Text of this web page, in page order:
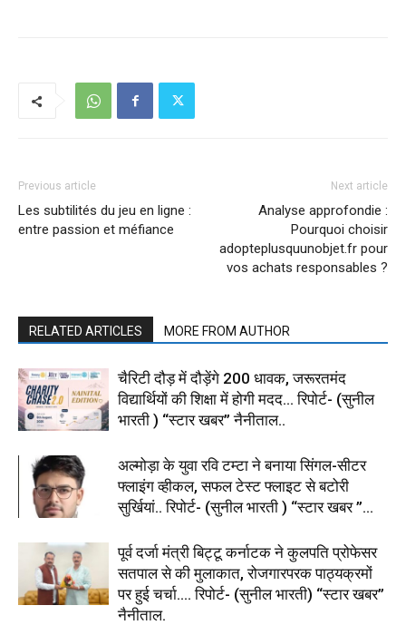
Previous article
Les subtilités du jeu en ligne :
entre passion et méfiance
Next article
Analyse approfondie :
Pourquoi choisir
adopteplusquunobjet.fr pour
vos achats responsables ?
RELATED ARTICLES MORE FROM AUTHOR
चैरिटी दौड़ में दौड़ेंगे 200 धावक, जरूरतमंद
विद्यार्थियों की शिक्षा में होगी मदद… रिपोर्ट- (सुनील
भारती ) “स्टार खबर” नैनीताल..
अल्मोड़ा के युवा रवि टम्टा ने बनाया सिंगल-सीटर
फ्लाइंग व्हीकल, सफल टेस्ट फ्लाइट से बटोरी
सुर्खियां.. रिपोर्ट- (सुनील भारती ) “स्टार खबर ”...
पूर्व दर्जा मंत्री बिट्टू कर्नाटक ने कुलपति प्रोफेसर
सतपाल से की मुलाकात, रोजगारपरक पाठ्यक्रमों
पर हुई चर्चा…. रिपोर्ट- (सुनील भारती) “स्टार खबर”
नैनीताल.